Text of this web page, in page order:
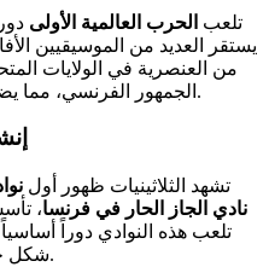
تلعب الحرب العالمية الأولى
يستقر العديد من الموسيقيين
من العنصرية في الولايات
الجمهور الفرنسي، مما يضع الأسس لمشهد الجاز المستقبلي.
تشهد الثلاثينيات ظهور أول
نادي الجاز الحار في فرنسا
تلعب هذه النوادي دوراً
شكل.